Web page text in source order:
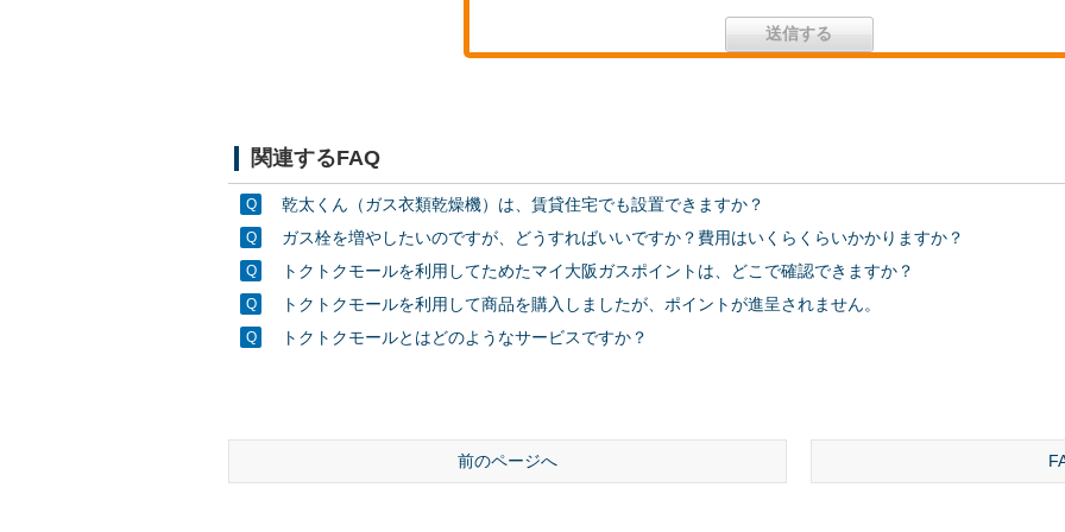
関連するFAQ
乾太くん（ガス衣類乾燥機）は、賃貸住宅でも設置できますか？
ガス栓を増やしたいのですが、どうすればいいですか？費用はいくらくらいかかりますか？
トクトクモールを利用してためたマイ大阪ガスポイントは、どこで確認できますか？
トクトクモールを利用して商品を購入しましたが、ポイントが進呈されません。
トクトクモールとはどのようなサービスですか？
前のページへ